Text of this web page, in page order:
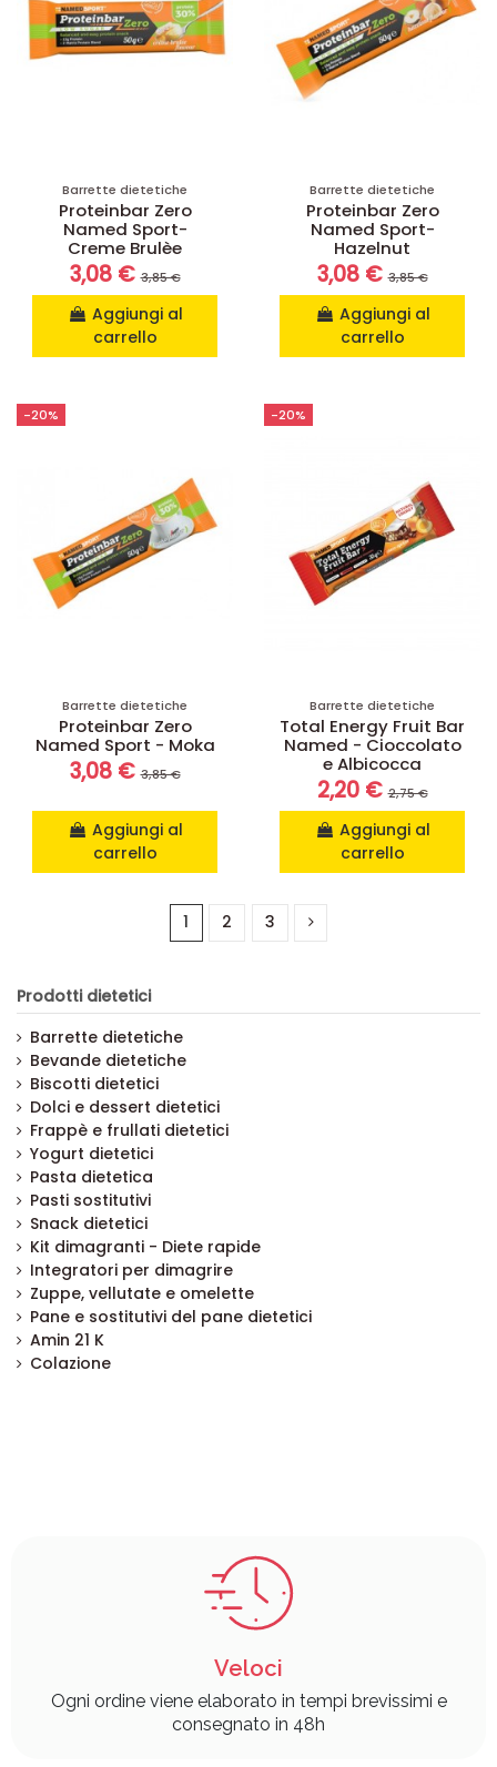
Barrette dietetiche
Proteinbar Zero
Named Sport-
Creme Brulèe
3,08 €3,85 €
Aggiungi al
carrello
Barrette dietetiche
Proteinbar Zero
Named Sport-
Hazelnut
3,08 €3,85 €
Aggiungi al
carrello
-20%
Barrette dietetiche
Proteinbar Zero
Named Sport - Moka
3,08 €3,85 €
Aggiungi al
carrello
-20%
Barrette dietetiche
Total Energy Fruit Bar
Named - Cioccolato
e Albicocca
2,20 €2,75 €
Aggiungi al
carrello
1 2 3
Prodotti dietetici
Barrette dietetiche
Bevande dietetiche
Biscotti dietetici
Dolci e dessert dietetici
Frappè e frullati dietetici
Yogurt dietetici
Pasta dietetica
Pasti sostitutivi
Snack dietetici
Kit dimagranti - Diete rapide
Integratori per dimagrire
Zuppe, vellutate e omelette
Pane e sostitutivi del pane dietetici
Amin 21 K
Colazione
Veloci
Ogni ordine viene elaborato in tempi brevissimi e
consegnato in 48h